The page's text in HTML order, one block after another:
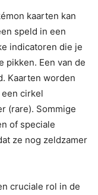
kaarten kan
speld in een
indicatoren die je
pikken. Een van de
Kaarten worden
cirkel
(rare). Sommige
of speciale
ze nog zeldzamer
cruciale rol in de